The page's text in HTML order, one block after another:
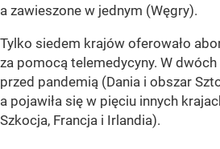
a zawieszone w jednym (Węgry).
Tylko siedem krajów oferowało
za pomocą telemedycyny. W dwóch
przed pandemią (Dania i obszar
a pojawiła się w pięciu innych
Szkocja, Francja i Irlandia).